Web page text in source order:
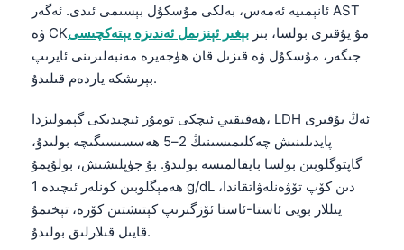
ئانېمىيە ئەمەس، بەلكى مۇسكۇل بېسىمى ئىدى. ئەگەر AST
ۋە CKمۇ يۇقىرى بولسا، بىز بېغىر ئېنزىمل ئەندىزە يېتەكچىسى
جىگەر، مۇسكۇل ۋە قىزىل قان ھۈجەيرە مەنبەلىرىنى ئايرىپ
بېرىشكە ياردەم قىلىدۇ.
ھەقىقىي ئىچكى تومۇر ئىچىدىكى گېمولىزدا، LDH ئەڭ يۇقىرى
پايدىلىنىش چەكلىمىسىنىڭ 2–5 ھەسسىسىگىچە بولىدۇ،
گاپتوگلوبىن بولسا بايقالمىسە بولىدۇ. بۇ جۈپلىشىش، بولۇپمۇ
ھەمېگلوبىن كۈنلەر ئىچىدە 1 g/dL دىن كۆپ تۆۋەنلەۋاتقاندا،
يىللار بويى ئاستا-ئاستا ئۆزگىرىپ كېتىشتىن كۆرە، تېخىمۇ
قايىل قىلارلىق بولىدۇ.